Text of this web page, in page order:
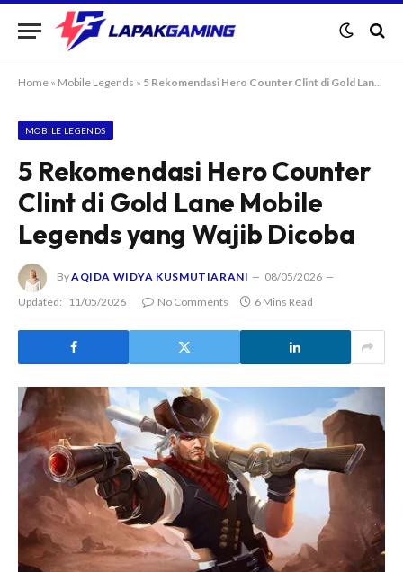
Home » Mobile Legends » 5 Rekomendasi Hero Counter Clint di Gold Lane Mobile Legends yang Wajib Dicoba
MOBILE LEGENDS
5 Rekomendasi Hero Counter
Clint di Gold Lane Mobile
Legends yang Wajib Dicoba
ByAQIDA WIDYA KUSMUTIARANI
08/05/2026
Updated:
11/05/2026 No Comments 6 Mins Read